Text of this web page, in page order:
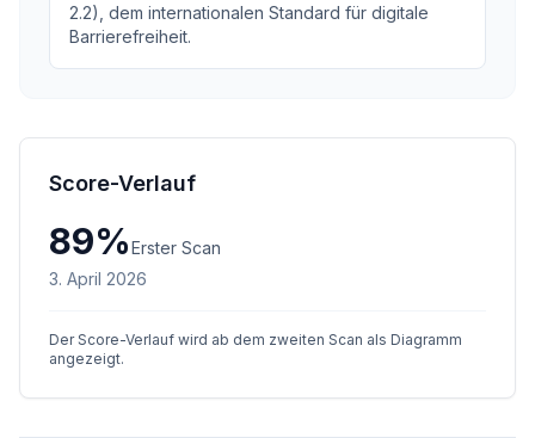
2.2), dem internationalen Standard für digitale
Barrierefreiheit.
Score-Verlauf
89%Erster Scan
3. April 2026
Der Score-Verlauf wird ab dem zweiten Scan als Diagramm
angezeigt.